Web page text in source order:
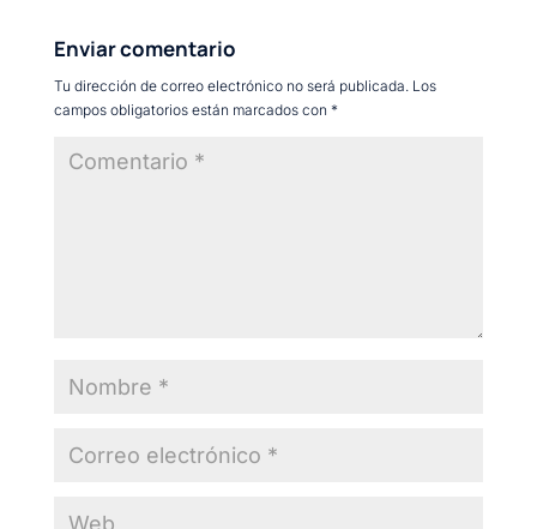
Enviar comentario
Tu dirección de correo electrónico no será publicada. Los
campos obligatorios están marcados con *